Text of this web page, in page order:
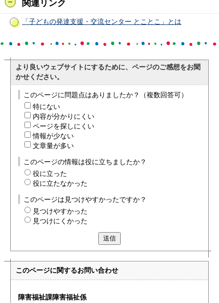
関連リンク
「子どもの発達支援・交流センター とことこ」とは
より良いウェブサイトにするために、ページのご感想をお聞
かせください。
このページに問題点はありましたか？（複数回答可）
特にない
内容が分かりにくい
ページを探しにくい
情報が少ない
文章量が多い
このページの情報は役に立ちましたか？
役に立った
役に立たなかった
このページは見つけやすかったですか？
見つけやすかった
見つけにくかった
送信
このページに関するお問い合わせ
障害福祉課障害福祉係